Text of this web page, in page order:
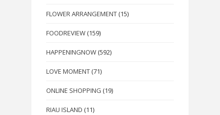
FLOWER ARRANGEMENT (15)
FOODREVIEW (159)
HAPPENINGNOW (592)
LOVE MOMENT (71)
ONLINE SHOPPING (19)
RIAU ISLAND (11)